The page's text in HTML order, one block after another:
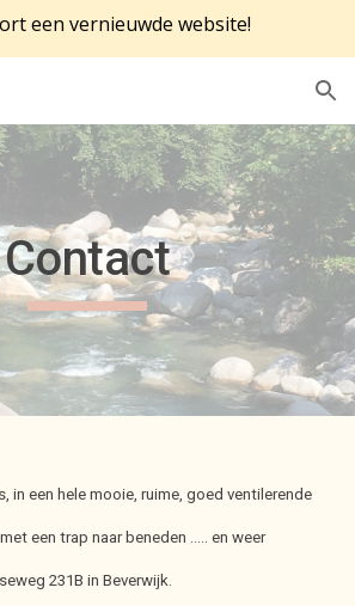
een vernieuwde website!
Contact
in een hele mooie, ruime,goed ventilerende
een trap naar beneden ..... en weer
231B in Beverwijk.